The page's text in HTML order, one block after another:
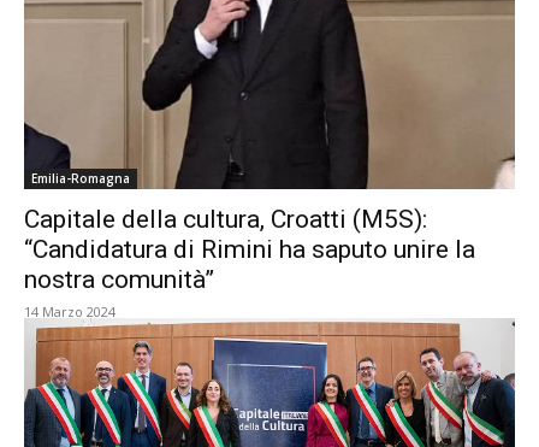
Emilia-Romagna
Capitale della cultura, Croatti (M5S):
“Candidatura di Rimini ha saputo unire la
nostra comunità”
14 Marzo 2024